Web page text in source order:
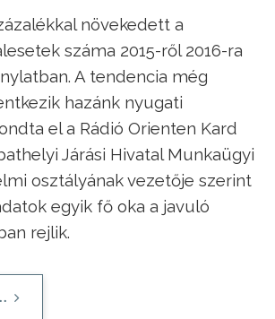
növekedett a
száma 2015-ről 2016-ra
A tendencia még
hazánk nyugati
el a Rádió Orienten Kard
Járási Hivatal Munkaügyi
osztályának vezetője szerint
egyik fő oka a javuló
rejlik.